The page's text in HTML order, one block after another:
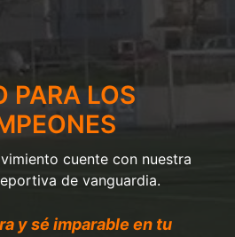
PARA LOS
cuente con nuestra
de vanguardia.
y sé imparable en tu